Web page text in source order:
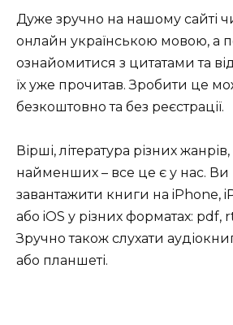
Дуже зручно на нашому сайті
онлайн українською мовою, а
ознайомитися з цитатами та
їх уже прочитав.Зробити це
безкоштовно та без реєстрації.
Вірші, література різних
найменших – все це є у нас. Ви
завантажити книги на iPhone,
або iOS у різних форматах: pdf,
Зручно також слухати
або планшеті.